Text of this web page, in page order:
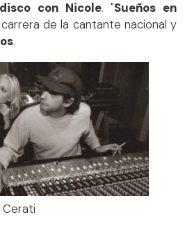
con Nicole. "Sueños en
de la cantante nacional y
.